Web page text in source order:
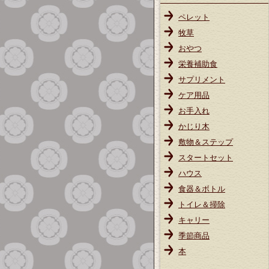
ペレット
牧草
おやつ
栄養補助食
サプリメント
ケア用品
お手入れ
かじり木
敷物＆ステップ
スタートセット
ハウス
食器＆ボトル
トイレ＆掃除
キャリー
季節商品
本